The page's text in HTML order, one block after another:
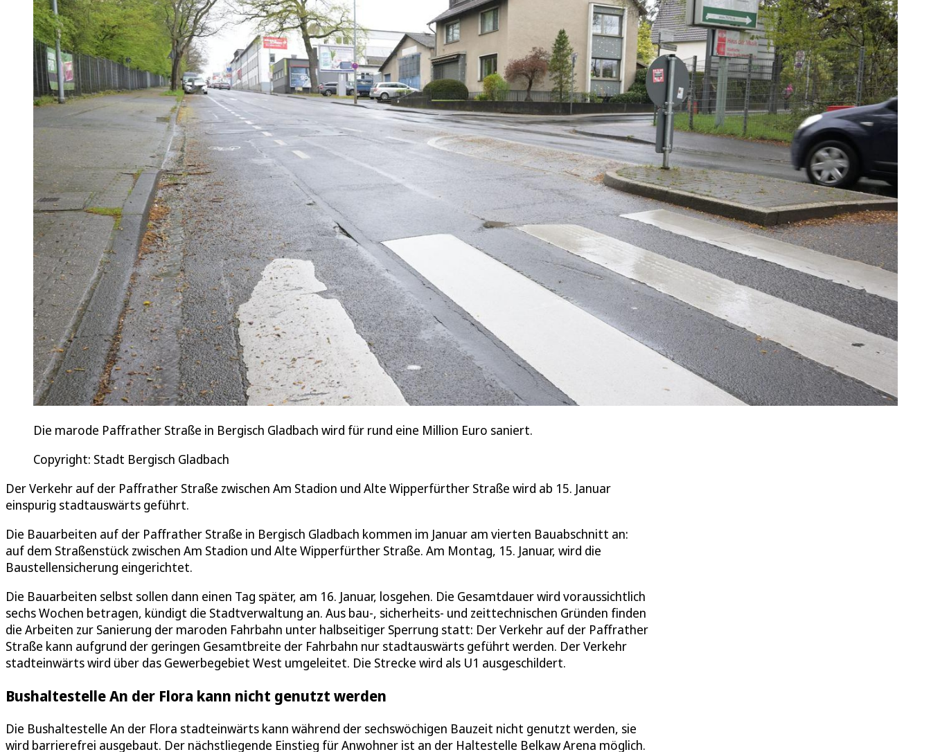
Die marode Paffrather Straße in Bergisch Gladbach wird für rund eine Million Euro saniert.
Copyright: Stadt Bergisch Gladbach
Der Verkehr auf der Paffrather Straße zwischen Am Stadion und Alte Wipperfürther Straße wird ab 15. Januar
einspurig stadtauswärts geführt.
Die Bauarbeiten auf der Paffrather Straße in Bergisch Gladbach kommen im Januar am vierten Bauabschnitt an:
auf dem Straßenstück zwischen Am Stadion und Alte Wipperfürther Straße. Am Montag, 15. Januar, wird die
Baustellensicherung eingerichtet.
Die Bauarbeiten selbst sollen dann einen Tag später, am 16. Januar, losgehen. Die Gesamtdauer wird voraussichtlich
sechs Wochen betragen, kündigt die Stadtverwaltung an. Aus bau-, sicherheits- und zeittechnischen Gründen finden
die Arbeiten zur Sanierung der maroden Fahrbahn unter halbseitiger Sperrung statt: Der Verkehr auf der Paffrather
Straße kann aufgrund der geringen Gesamtbreite der Fahrbahn nur stadtauswärts geführt werden. Der Verkehr
stadteinwärts wird über das Gewerbegebiet West umgeleitet. Die Strecke wird als U1 ausgeschildert.
Bushaltestelle An der Flora kann nicht genutzt werden
Die Bushaltestelle An der Flora stadteinwärts kann während der sechswöchigen Bauzeit nicht genutzt werden, sie
wird barrierefrei ausgebaut. Der nächstliegende Einstieg für Anwohner ist an der Haltestelle Belkaw Arena möglich.